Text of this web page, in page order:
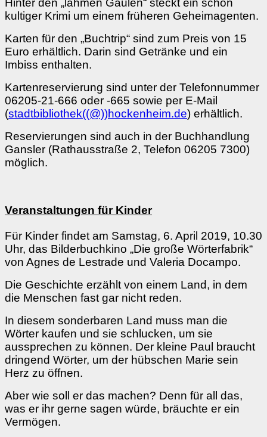
Hinter den „lahmen Gäulen“ steckt ein schon
kultiger Krimi um einem früheren Geheimagenten.
Karten für den „Buchtrip“ sind zum Preis von 15
Euro erhältlich. Darin sind Getränke und ein
Imbiss enthalten.
Kartenreservierung sind unter der Telefonnummer
06205-21-666 oder -665 sowie per E-Mail
(stadtbibliothek((@))hockenheim.de) erhältlich.
Reservierungen sind auch in der Buchhandlung
Gansler (Rathausstraße 2, Telefon 06205 7300)
möglich.
Veranstaltungen für Kinder
Für Kinder findet am Samstag, 6. April 2019, 10.30
Uhr, das Bilderbuchkino „Die große Wörterfabrik“
von Agnes de Lestrade und Valeria Docampo.
Die Geschichte erzählt von einem Land, in dem
die Menschen fast gar nicht reden.
In diesem sonderbaren Land muss man die
Wörter kaufen und sie schlucken, um sie
aussprechen zu können. Der kleine Paul braucht
dringend Wörter, um der hübschen Marie sein
Herz zu öffnen.
Aber wie soll er das machen? Denn für all das,
was er ihr gerne sagen würde, bräuchte er ein
Vermögen.